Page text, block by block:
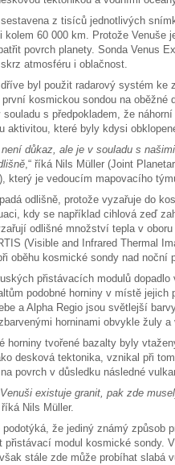
sestavena z tisíců jednotlivých
kolem 60 000 km. Protože Venuše
povrch planety. Sonda Venus
atmosféru i oblačnost.
byl použit radarový systém ke
první kosmickou sondou na
souladu s předpokladem, že
aktivitou, které byly kdysi
důkaz, ale je v souladu s
,“ říká Nils Müller (Joint
který je vedoucím mapovacího
odlišně, protože vyzařuje do
kdy se například cihlová zeď
odlišné množství tepla v
(Visible and Infrared Thermal
oběhu kosmické sondy nad noční
přistávacích modulů
podobné horniny v místě
a Alpha Regio jsou světlejší
horninami obvykle žuly
horniny tvořené bazalty byly
desková tektonika, vznikal při
povrch v důsledku následné
existuje granit, pak zde
říká Nils Müller.
podotýká, že jediný známý způsob
přistávací modul kosmické sondy.
stále zde může probíhat slabá